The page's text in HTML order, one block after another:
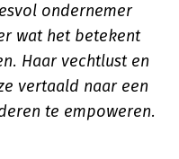
ondernemer
wat het betekent
Haar vechtlust en
vertaald naar een
te empoweren.